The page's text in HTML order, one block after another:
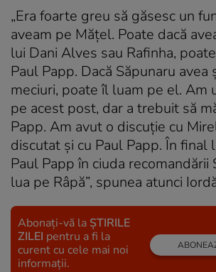
„Era foarte greu să găsesc un
aveam pe Mățel. Poate dacă
lui Dani Alves sau Rafinha,
Paul Papp. Dacă Săpunaru avea
meciuri, poate îl luam pe el. Am
pe acest post, dar a trebuit să
Papp. Am avut o discuție cu
discutat și cu Paul Papp. În final
Paul Papp în ciuda
lua pe Râpă”, spunea atunci
Abonați-vă la ȘTIRILE
ZILEI pentru a fi la
curent cu cele mai noi
informații.